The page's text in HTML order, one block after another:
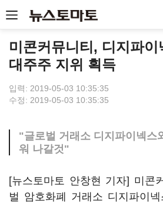
미콘커뮤니티, 디지파이
대주주 지위 획득
입력: 2019-05-03 10:35:35
수정: 2019-05-03 10:35:35
"글로벌 거래소 디지파이넥스
워 나갈것"
[뉴스토마토 안창현 기자] 미콘
벌 암호화폐 거래소 디지파이